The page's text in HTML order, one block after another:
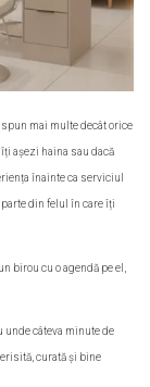
mai multe decât orice
așezi haina sau dacă
înainte ca serviciul
parte din felul în care îți
birou cu o agendă pe el,
unde câteva minute de
curată și bine